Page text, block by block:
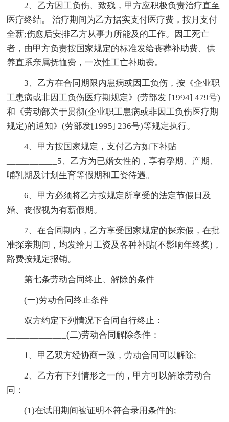
2、乙方因工负伤、致残，甲方应积极负责治疗直至
医疗终结。 治疗期间为乙方据实支付医疗费，按月支付
全薪;伤愈后安排乙方从事力所能及的工作。因工死亡
者，由甲方负责按国家规定的标准发给丧葬补助费、供
养直系亲属抚恤费，一次性工亡补助费。
3、乙方在合同期限内患病或因工负伤，按《企业职
工患病或非因工负伤医疗期规定》(劳部发 [1994] 479号)
和《劳动部关于贯彻(企业职工患病或非因工负伤医疗期
规定)的通知》(劳部发[1995] 236号)等规定执行。
4、甲方按国家规定，支付乙方如下补贴
___________5、乙方为已婚女性的，享有孕期、产期、
哺乳期及计划生育等假期和工资待遇。
6、甲方必须将乙方按规定所享受的法定节假日及
婚、丧假视为有薪假期。
7、在合同期内，乙方享受国家规定的探亲假，在批
准探亲期间，均发给月工资及各种补贴(不影响年终奖)，
路费按规定报销。
第七条劳动合同终止、解除的条件
(一)劳动合同终止条件
双方约定下列情况下合同自行终止：
_____________(二)劳动合同解除条件：
1、甲乙双方经协商一致，劳动合同可以解除;
2、乙方有下列情形之一的，甲方可以解除劳动合
同：
(1)在试用期间被证明不符合录用条件的;